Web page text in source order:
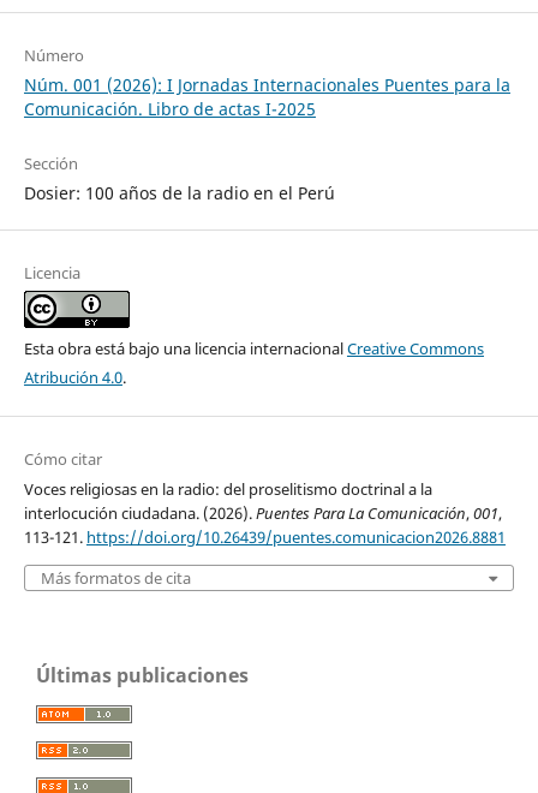
Número
Núm. 001 (2026): I Jornadas Internacionales Puentes para la
Comunicación. Libro de actas I-2025
Sección
Dosier: 100 años de la radio en el Perú
Licencia
Esta obra está bajo una licencia internacionalCreative Commons
Atribución 4.0.
Cómo citar
Voces religiosas en la radio: del proselitismo doctrinal a la
interlocución ciudadana. (2026).Puentes Para La Comunicación,001,
113-121. https://doi.org/10.26439/puentes.comunicacion2026.8881
Más formatos de cita
Últimas publicaciones